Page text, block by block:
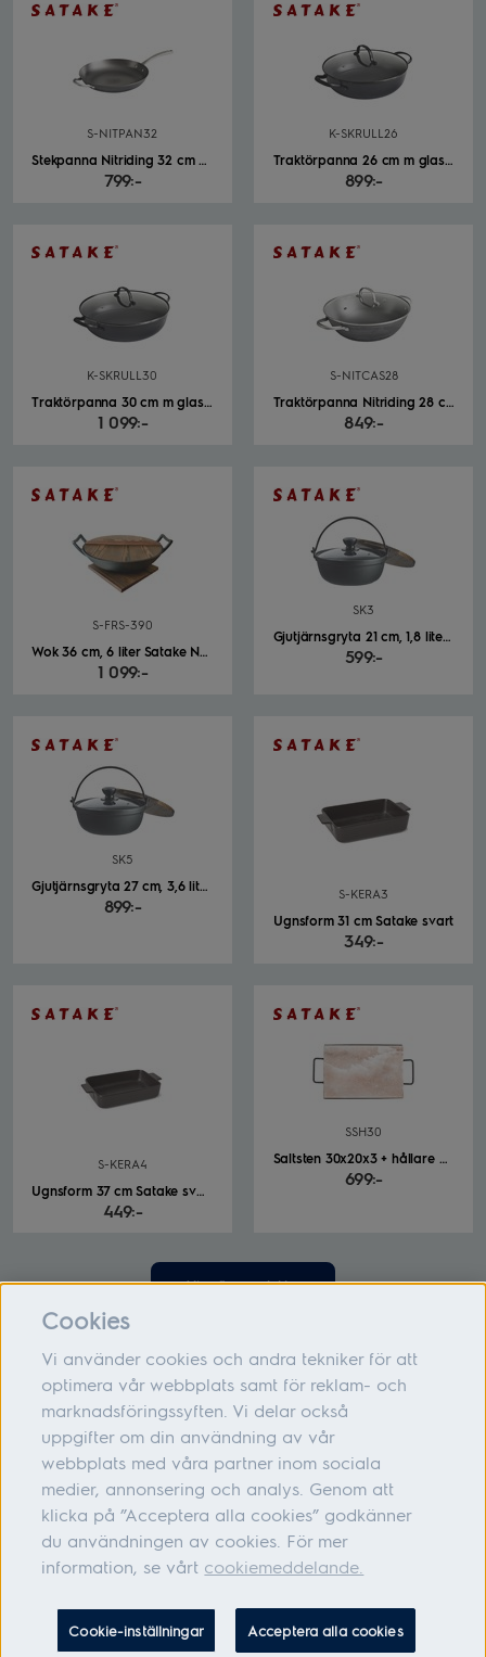
S-NITPAN32
Stekpanna Nitriding 32 cm handtag fram Satake Pure Pan svart
799:-
K-SKRULL26
Traktörpanna 26 cm m glaslock Satake svart
899:-
K-SKRULL30
Traktörpanna 30 cm m glaslock Satake svart
1 099:-
S-NITCAS28
Traktörpanna Nitriding 28 cm Satake Pure Pan svart
849:-
S-FRS-390
Wok 36 cm, 6 liter Satake Nabe
1 099:-
SK3
Gjutjärnsgryta 21 cm, 1,8 liter Satake Nabe svart
599:-
SK5
Gjutjärnsgryta 27 cm, 3,6 liter Satake Nabe svart
899:- S-KERA3
Ugnsform 31 cm Satake svart
349:-
S-KERA4
Ugnsform 37 cm Satake svart
449:-
SSH30
Saltsten 30x20x3 + hållare Satake
699:-
Visa fler produkter
Om oss
Hjälp
Följ oss
Stockholm Organisationsnummer: 556010-6626
Cookies
Vi använder cookies och andra tekniker för att
optimera vår webbplats samt för reklam- och
marknadsföringssyften. Vi delar också
uppgifter om din användning av vår
webbplats med våra partner inom sociala
medier, annonsering och analys. Genom att
klicka på ”Acceptera alla cookies” godkänner
du användningen av cookies. För mer
information, se vårt cookiemeddelande.
Cookie-inställningar Acceptera alla cookies